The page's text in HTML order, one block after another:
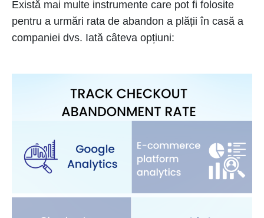
Există mai multe instrumente care pot fi folosite
pentru a urmări rata de abandon a plății în casă a
companiei dvs. Iată câteva opțiuni: